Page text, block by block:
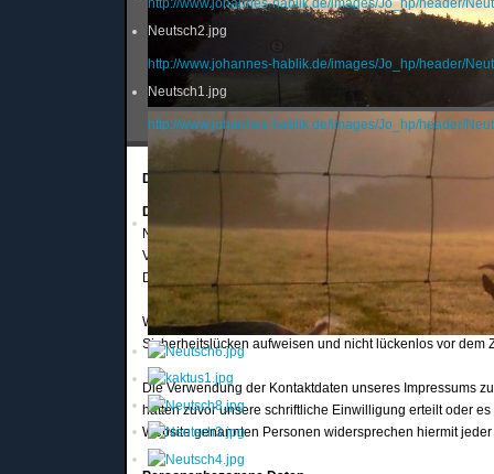
http://www.johannes-hablik.de/images/Jo_hp/header/
Neutsch2.jpg
http://www.johannes-hablik.de/images/Jo_hp/header/
Neutsch1.jpg
http://www.johannes-hablik.de/images/Jo_hp/header/
Datenschutzerklärung:
Datenschutz
Nachfolgend möchten wir Sie über unsere
Verwendung persönlicher Daten bei der Nutzung
Datenschutzrecht. Sie können diese Erklärung jederzeit
Wir weisen ausdrücklich darauf hin, dass die
Sicherheitslücken aufweisen und nicht lückenlos vor dem
Die Verwendung der Kontaktdaten unseres Impressums
hatten zuvor unsere schriftliche Einwilligung erteilt oder
Website genannten Personen widersprechen hiermit